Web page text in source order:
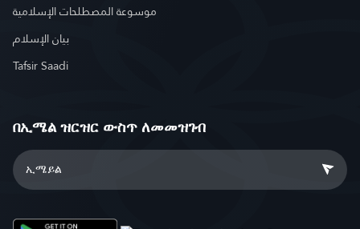
موسوعة المصطلحات الإسلامية
بيان الإسلام
Tafsir Saadi
በኢሜል ዝርዝር ውስጥ ለመመዝገብ